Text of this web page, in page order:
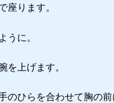
座ります。
うに。
を上げます。
のひらを合わせて胸の前